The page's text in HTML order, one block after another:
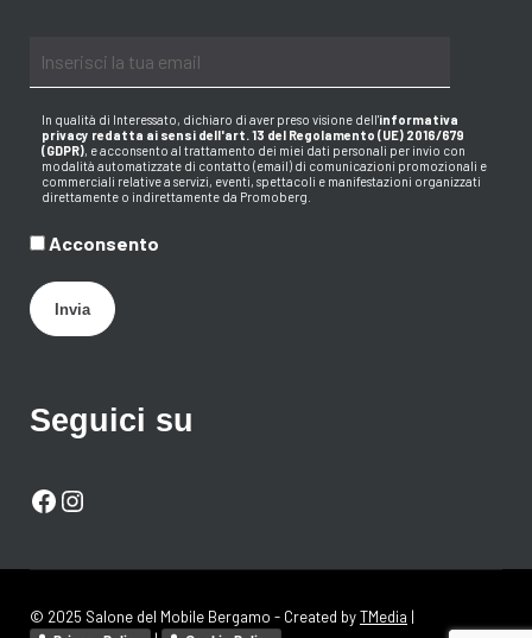
In qualità di Interessato, dichiaro di aver preso visione dell'informativa
privacy redatta ai sensi dell'art. 13 del Regolamento (UE) 2016/679
(GDPR), e acconsento al trattamento dei miei dati personali per invio con
modalità automatizzate di contatto (email) di comunicazioni promozionali e
commerciali relative a servizi, eventi, spettacoli e manifestazioni organizzati
direttamente o indirettamente da Promoberg.
Acconsento
Invia
Seguici su
Facebook
Instagram
© 2025 Salone del Mobile Bergamo - Created byTMedia |